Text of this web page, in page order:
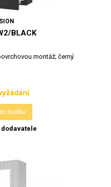
BLACK
montáž; černý
košíku
dodavatele